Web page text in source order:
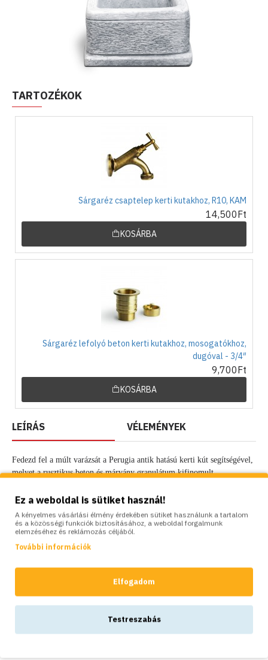
TARTOZÉKOK
Sárgaréz csaptelep kerti kutakhoz, R10, KAM
14,500Ft
KOSÁRBA
Sárgaréz lefolyó beton kerti kutakhoz, mosogatókhoz,
dugóval - 3/4″
9,700Ft
KOSÁRBA
LEÍRÁS VÉLEMÉNYEK
Fedezd fel a múlt varázsát a Perugia antik hatású kerti kút segítségével,
melyet a rusztikus beton és márvány granulátum kifinomult
Az antik hatást még jobban fokozza, hogy a kerti kút egy nagy súlyú
tömbből készült, ami stabilitást is nyújt. 1/2"-os csatlakozóval
rendelkezik, amivel könnyedén csatlakoztatható a vízvezeték
hálózathoz.
biztosítja tartósságát és időtállóságát.
Termékjellemzők
Írjon véleményt a termékről
83,500Ft
Ez a weboldal is sütiket használ!
A kényelmes vásárlási élmény érdekében sütiket használunk a tartalom
és a közösségi funkciók biztosításához, a weboldal forgalmunk
elemzéséhez és reklámozás céljából.
További információk
Elfogadom
Testreszabás